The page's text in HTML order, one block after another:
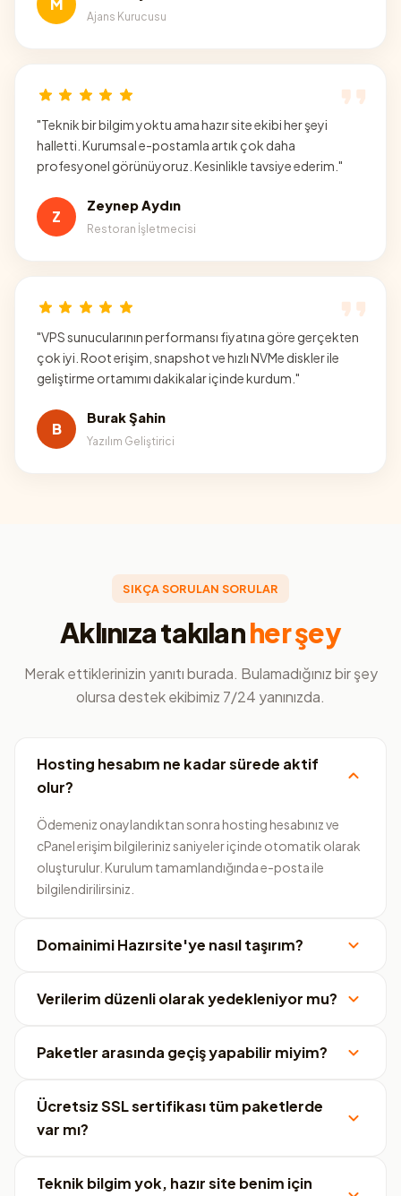
M
Ajans Kurucusu
"Teknik bir bilgim yoktu ama hazır site ekibi her şeyi
halletti. Kurumsal e-postamla artık çok daha
profesyonel görünüyoruz. Kesinlikle tavsiye ederim. "
Z
Zeynep Aydın
Restoran İşletmecisi
"VPS sunucularının performansı fiyatına göre gerçekten
çok iyi. Root erişim, snapshot ve hızlı NVMe diskler ile
geliştirme ortamımı dakikalar içinde kurdum. "
B
Burak Şahin
Yazılım Geliştirici
SIKÇA SORULAN SORULAR
Aklınıza takılanher şey
Merak ettiklerinizin yanıtı burada. Bulamadığınız bir şey
olursa destek ekibimiz 7/24 yanınızda.
Hosting hesabım ne kadar sürede aktif
olur?
Ödemeniz onaylandıktan sonra hosting hesabınız ve
cPanel erişim bilgileriniz saniyeler içinde otomatik olarak
oluşturulur. Kurulum tamamlandığında e-posta ile
bilgilendirilirsiniz.
Domainimi Hazırsite'ye nasıl taşırım?
Verilerim düzenli olarak yedekleniyor mu?
Paketler arasında geçiş yapabilir miyim?
Ücretsiz SSL sertifikası tüm paketlerde
var mı?
Teknik bilgim yok, hazır site benim için